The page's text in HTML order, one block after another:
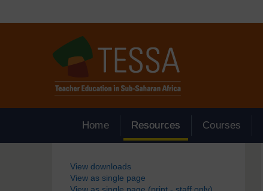
Home Resources Courses
Blocs
View downloads
View as single page
View as single page (print - staff only)